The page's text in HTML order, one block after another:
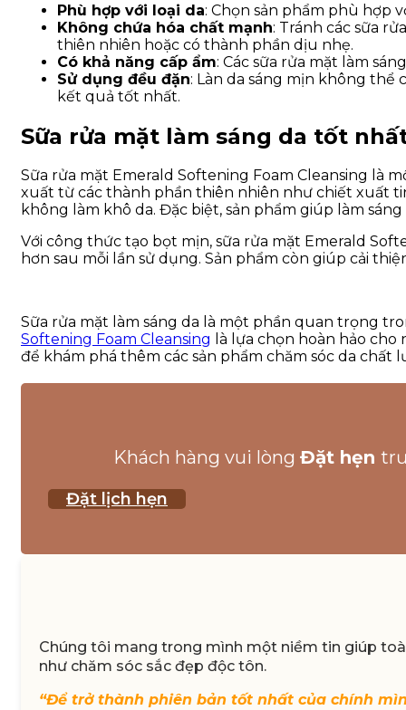
Phù hợp với loại da: Chọn sản phẩm phù hợp
Không chứa hóa chất mạnh: Tránh các sữa
thiên nhiên hoặc có thành phần dịu nhẹ.
Có khả năng cấp ẩm: Các sữa rửa mặt làm
Sử dụng đều đặn: Làn da sáng mịn không thể
kết quả tốt nhất.
Sữa rửa mặt làm sáng da tốt
Sữa rửa mặt Emerald Softening Foam Cleansing là
xuất từ các thành phần thiên nhiên như chiết xuất
không làm khô da. Đặc biệt, sản phẩm giúp làm
Với công thức tạo bọt mịn, sữa rửa mặt Emerald
hơn sau mỗi lần sử dụng. Sản phẩm còn giúp cải
Sữa rửa mặt làm sáng da là một phần quan trọng
Softening Foam Cleansing là lựa chọn hoàn hảo
để khám phá thêm các sản phẩm chăm sóc da chất
Khách hàng vui lòng Đặt hẹn
Đặt lịch hẹn
Chúng tôi mang trong mình một niềm tin giúp
như chăm sóc sắc đẹp độc tôn.
“Để trở thành phiên bản tốt nhất của chính